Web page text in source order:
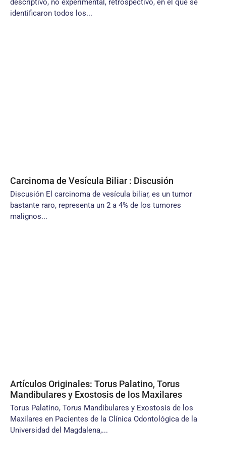
descriptivo, no experimental, retrospectivo, en el que se
identificaron todos los...
Carcinoma de Vesícula Biliar : Discusión
Discusión El carcinoma de vesícula biliar, es un tumor
bastante raro, representa un 2 a 4% de los tumores
malignos...
Artículos Originales: Torus Palatino, Torus
Mandibulares y Exostosis de los Maxilares
Torus Palatino, Torus Mandibulares y Exostosis de los
Maxilares en Pacientes de la Clínica Odontológica de la
Universidad del Magdalena,...